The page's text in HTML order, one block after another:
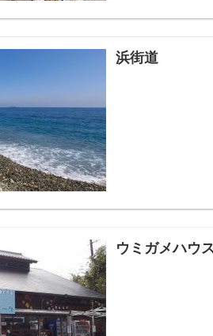
浜街道
ウミガメハウ